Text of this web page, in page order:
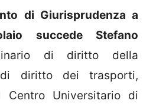
di Giurisprudenza a
succede Stefano
di diritto della
diritto dei trasporti,
Centro Universitario di